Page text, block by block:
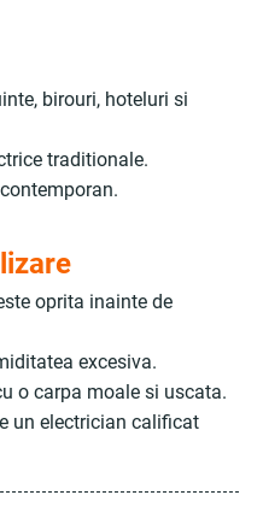
birouri, hoteluri si
traditionale.
oprita inainte de
excesiva.
o carpa moale si uscata.
un electrician calificat